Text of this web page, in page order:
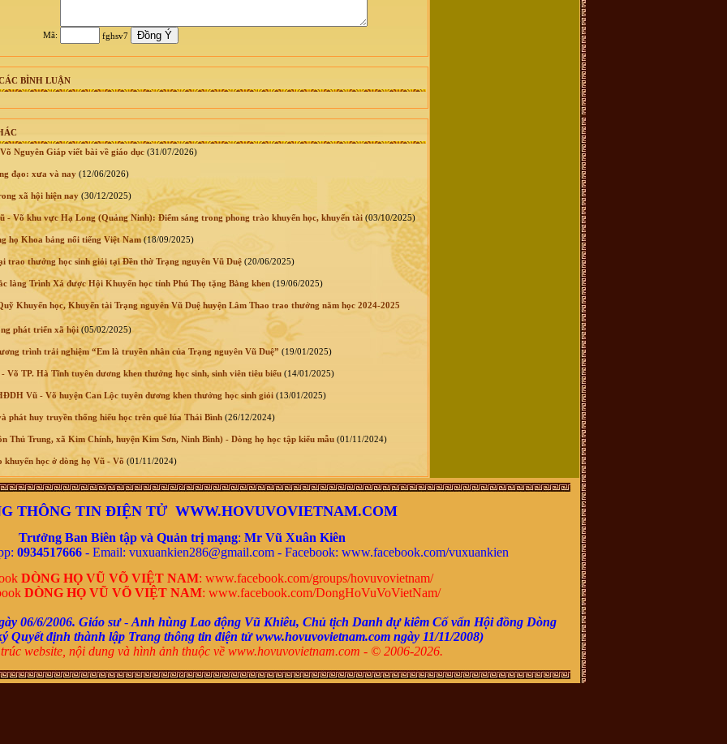
Mã: fghsv7
BÌNH LUẬN
Nguyên Giáp viết bài về giáo dục (31/07/2026)
đạo: xưa và nay (12/06/2026)
xã hội hiện nay (30/12/2025)
- Võ khu vực Hạ Long (Quảng Ninh): Điểm sáng trong phong trào khuyến học, khuyến tài (03/10/2025)
họ Khoa bảng nổi tiếng Việt Nam(18/09/2025)
trao thưởng học sinh giỏi tại Đền thờ Trạng nguyên Vũ Duệ (20/06/2025)
làng Trình Xá được Hội Khuyến học tỉnh Phú Thọ tặng Bằng khen (19/06/2025)
Khuyến học, Khuyến tài Trạng nguyên Vũ Duệ huyện Lâm Thao trao thưởng năm học 2024-2025
phát triển xã hội(05/02/2025)
trình trải nghiệm “Em là truyền nhân của Trạng nguyên Vũ Duệ” (19/01/2025)
Võ TP. Hà Tĩnh tuyên dương khen thưởng học sinh, sinh viên tiêu biểu (14/01/2025)
Vũ - Võ huyện Can Lộc tuyên dương khen thưởng học sinh giỏi (13/01/2025)
phát huy truyền thống hiếu học trên quê lúa Thái Bình (26/12/2024)
Thủ Trung, xã Kim Chính, huyện Kim Sơn, Ninh Bình) - Dòng họ học tập kiểu mẫu (01/11/2024)
khuyến học ở dòng họ Vũ - Võ (01/11/2024)
THÔNG TIN ĐIỆN TỬ WWW.HOVUVOVIETNAM.COM
Trưởng Ban Biên tập và Quản trị mạng: Mr Vũ Xuân Kiên
0934517666 - Email: vuxuankien286@gmail.com - Facebook: www.facebook.com/vuxuankien
DÒNG HỌ VŨ VÕ VIỆT NAM: www.facebook.com/groups/hovuvovietnam/
DÒNG HỌ VŨ VÕ VIỆT NAM: www.facebook.com/DongHoVuVoVietNam/
06/6/2006. Giáo sư - Anh hùng Lao động Vũ Khiêu, Chủ tịch Danh dự kiêm Cố vấn Hội đồng Dòng
Quyết định thành lập Trang thông tin điện tử www.hovuvovietnam.com ngày 11/11/2008)
website, nội dung và hình ảnh thuộc về www.hovuvovietnam.com - © 2006-2026.